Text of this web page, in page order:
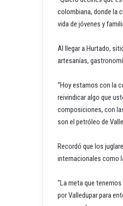
colombiana, donde la
vida de jóvenes y
Al llegar a Hurtado,
artesanías,
“Hoy estamos con la
reivindicar algo que
composiciones, con
son el petróleo de
Recordó que los
internacionales como
“La meta que
por Valledupar para